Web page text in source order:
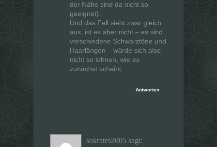
der Nähe sind da nicht so
geeignet).
Und das Fell sieht zwar gleich
aus, ist es aber nicht – es sind
verschiedene Schwarztöne und
Haarlängen – würde sich also
nicht so lohnen, wie es
zunächst scheint.
Antworten
sokrates2005 sagt: